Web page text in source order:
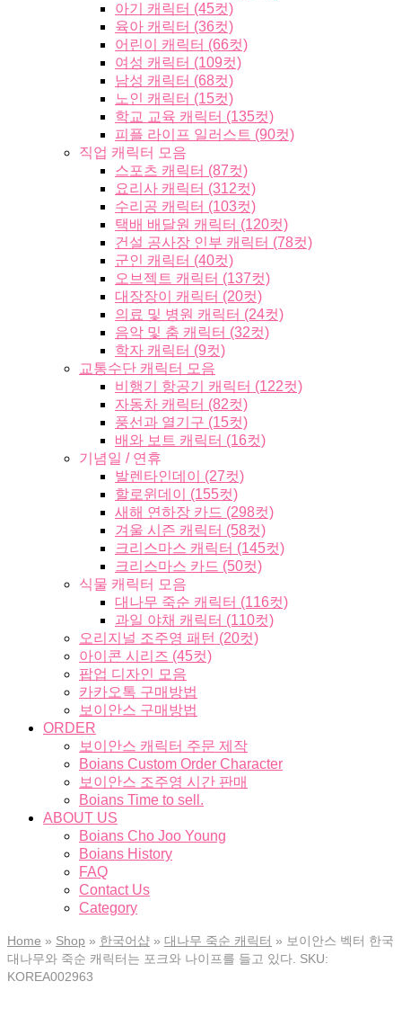
아기 캐릭터 (45컷)
육아 캐릭터 (36컷)
어린이 캐릭터 (66컷)
여성 캐릭터 (109컷)
남성 캐릭터 (68컷)
노인 캐릭터 (15컷)
학교 교육 캐릭터 (135컷)
피플 라이프 일러스트 (90컷)
직업 캐릭터 모음
스포츠 캐릭터 (87컷)
요리사 캐릭터 (312컷)
수리공 캐릭터 (103컷)
택배 배달원 캐릭터 (120컷)
건설 공사장 인부 캐릭터 (78컷)
군인 캐릭터 (40컷)
오브젝트 캐릭터 (137컷)
대장장이 캐릭터 (20컷)
의료 및 병원 캐릭터 (24컷)
음악 및 춤 캐릭터 (32컷)
학자 캐릭터 (9컷)
교통수단 캐릭터 모음
비행기 항공기 캐릭터 (122컷)
자동차 캐릭터 (82컷)
풍선과 열기구 (15컷)
배와 보트 캐릭터 (16컷)
기념일 / 연휴
발렌타인데이 (27컷)
할로윈데이 (155컷)
새해 연하장 카드 (298컷)
겨울 시즌 캐릭터 (58컷)
크리스마스 캐릭터 (145컷)
크리스마스 카드 (50컷)
식물 캐릭터 모음
대나무 죽순 캐릭터 (116컷)
과일 야채 캐릭터 (110컷)
오리지널 조주영 패턴 (20컷)
아이콘 시리즈 (45컷)
팝업 디자인 모음
카카오톡 구매방법
보이안스 구매방법
ORDER
보이안스 캐릭터 주문 제작
Boians Custom Order Character
보이안스 조주영 시간 판매
Boians Time to sell.
ABOUT US
Boians Cho Joo Young
Boians History
FAQ
Contact Us
Category
Home » Shop » 한국어샵 » 대나무 죽순 캐릭터 » 보이안스 벡터 한국
대나무와 죽순 캐릭터는 포크와 나이프를 들고 있다. SKU:
KOREA002963